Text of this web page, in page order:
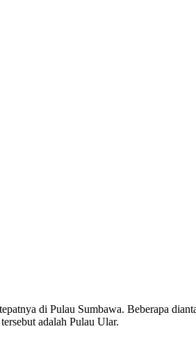
di Pulau Sumbawa. Beberapa
adalah Pulau Ular.